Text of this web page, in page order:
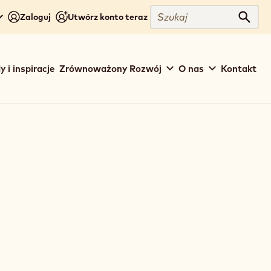
Zaloguj Utwórz konto teraz
Szukaj
i inspiracje Zrównoważony Rozwój O nas Kontakt